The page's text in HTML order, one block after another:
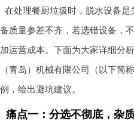
在处理餐厨垃圾时，脱水设备
备质量参差不齐，若选错设备，
加运营成本。下面为大家详细分
（青岛）机械有限公司（以下简
例，给出避坑建议。
痛点一：分选不彻底，杂